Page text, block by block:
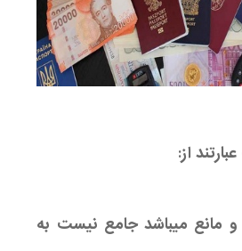
از:
و مانع میباشد جامع نیست به